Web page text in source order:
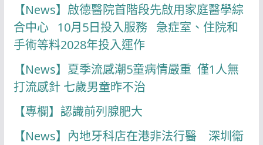
【News】啟德醫院首階段先啟用家庭醫學綜
合中心 10月5日投入服務 急症室、住院和
手術等料2028年投入運作
【News】夏季流感潮5童病情嚴重 僅1人無
打流感針 七歲男童昨不治
【專欄】認識前列腺肥大
【News】內地牙科店在港非法行醫 深圳衞